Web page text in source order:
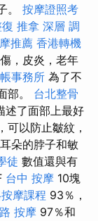
。 按摩證照考
推拿 深層 調
推薦 香港轉機
，皮炎，老年
事務所 為了不
部。 台北整骨
述了面部上最好
可以防止皺紋，
朵的脖子和敏
徒 數值還與有
台中 按摩 10塊
摩課程 93％，
按摩 97％和